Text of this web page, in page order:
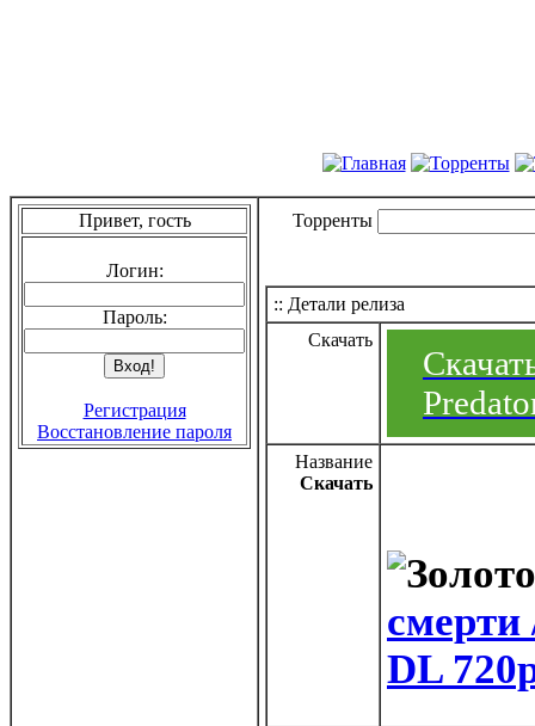
Привет, гость
Логин:
Пароль:
Регистрация
Восстановление пароля
Торренты
:: Детали релиза
Скачать
Название
Скачать
DL